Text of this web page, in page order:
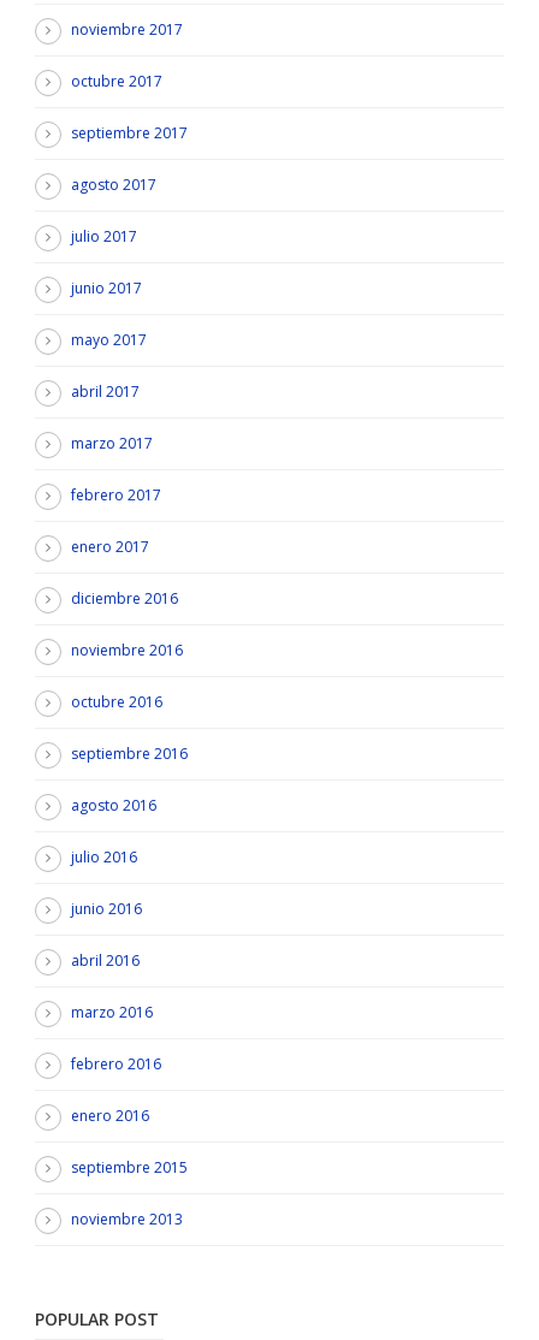
noviembre 2017
octubre 2017
septiembre 2017
agosto 2017
julio 2017
junio 2017
mayo 2017
abril 2017
marzo 2017
febrero 2017
enero 2017
diciembre 2016
noviembre 2016
octubre 2016
septiembre 2016
agosto 2016
julio 2016
junio 2016
abril 2016
marzo 2016
febrero 2016
enero 2016
septiembre 2015
noviembre 2013
POPULAR POST